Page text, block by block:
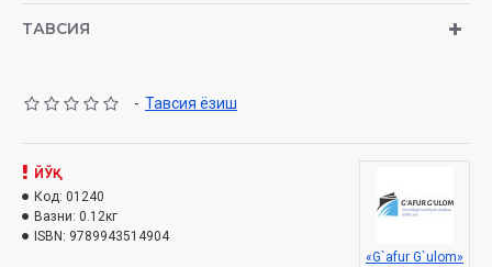
ТАВСИЯ
- Тавсия ёзиш
ЙЎҚ
Код: 01240
Вазни: 0.12кг
ISBN: 9789943514904
«G`afur G`ulom»